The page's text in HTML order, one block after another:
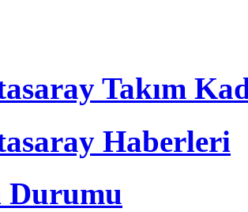
Takım
Haberleri
Durumu